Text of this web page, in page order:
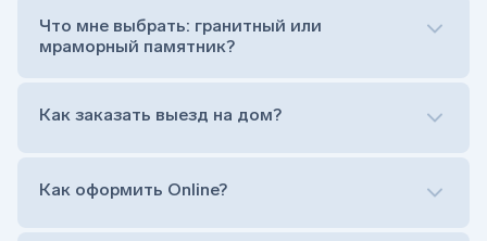
Обработка и сверловка комплекта
Расположение символа веры (крестик или
на символ веры или вовсе портрет не рисовать)
прописной)
Что мне выбрать: гранитный или
мраморный памятник?
Как заказать выезд на дом?
Как оформить Online?